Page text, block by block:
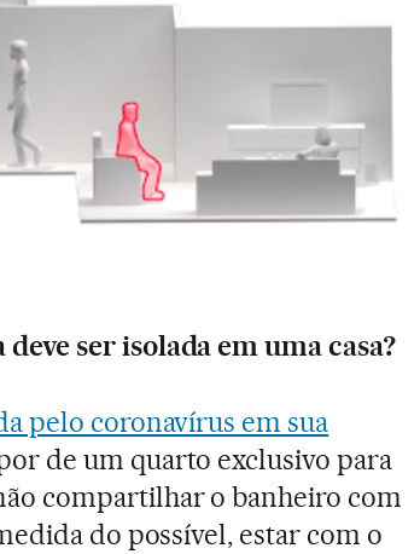
ser isolada em uma casa?
pelo coronavírus em sua
de um quarto exclusivo para
compartilhar o banheiro com
do possível, estar com o